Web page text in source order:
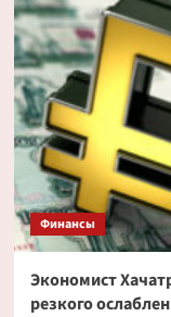
Финансы
Экономист
резкого